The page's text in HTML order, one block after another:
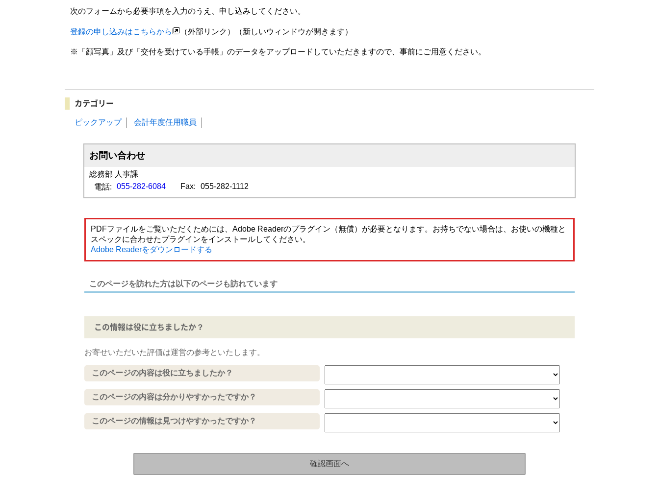
次のフォームから必要事項を入力のうえ、申し込みしてください。
登録の申し込みはこちらから （外部リンク）（新しいウィンドウが開きます）
※「顔写真」及び「交付を受けている手帳」のデータをアップロードしていただきますので、事前にご用意ください。
カテゴリー
ピックアップ 会計年度任用職員
お問い合わせ
総務部 人事課
電話:
055-282-6084 Fax: 055-282-1112
PDFファイルをご覧いただくためには、Adobe Readerのプラグイン（無償）が必要となります。お持ちでない場合は、お使いの機種と
スペックに合わせたプラグインをインストールしてください。
Adobe Readerをダウンロードする
このページを訪れた方は以下のページも訪れています
この情報は役に立ちましたか？
お寄せいただいた評価は運営の参考といたします。
このページの内容は役に立ちましたか？
このページの内容は分かりやすかったですか？
このページの情報は見つけやすかったですか？